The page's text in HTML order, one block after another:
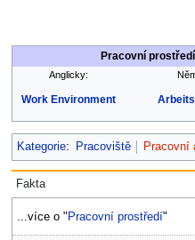
Pracovní prostředí
Anglicky:
Work Environment
Kategorie: Pracoviště Pracovní
Fakta
...více o " Pracovní prostředí"